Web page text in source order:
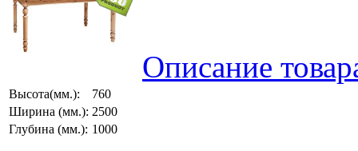
Описание
Высота(мм.):
760
Ширина (мм.): 2500
Глубина (мм.): 1000